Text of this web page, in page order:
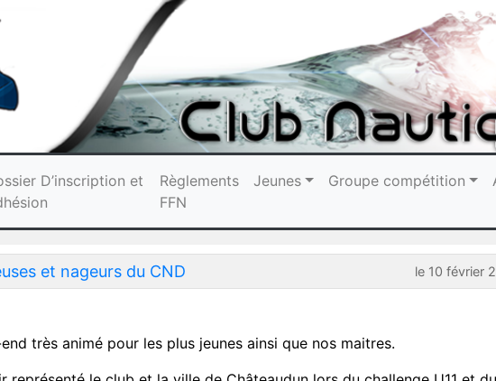
D’inscription et
Règlements
FFN
Jeunes Groupe compétition
et nageurs du CND le 10 février
très animé pour les plus jeunes ainsi que nos maitres.